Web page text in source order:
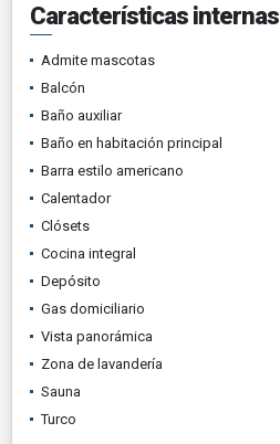
Características internas
Admite mascotas
Balcón
Baño auxiliar
Baño en habitación principal
Barra estilo americano
Calentador
Clósets
Cocina integral
Depósito
Gas domiciliario
Vista panorámica
Zona de lavandería
Sauna
Turco